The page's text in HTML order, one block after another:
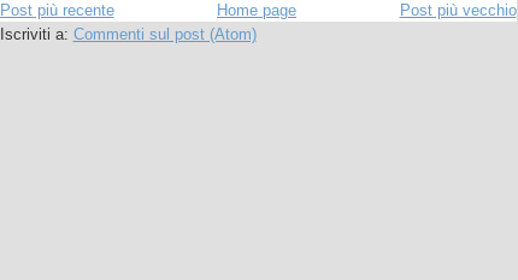
Post più recente Post più vecchio
Home page
Iscriviti a: Commenti sul post (Atom)